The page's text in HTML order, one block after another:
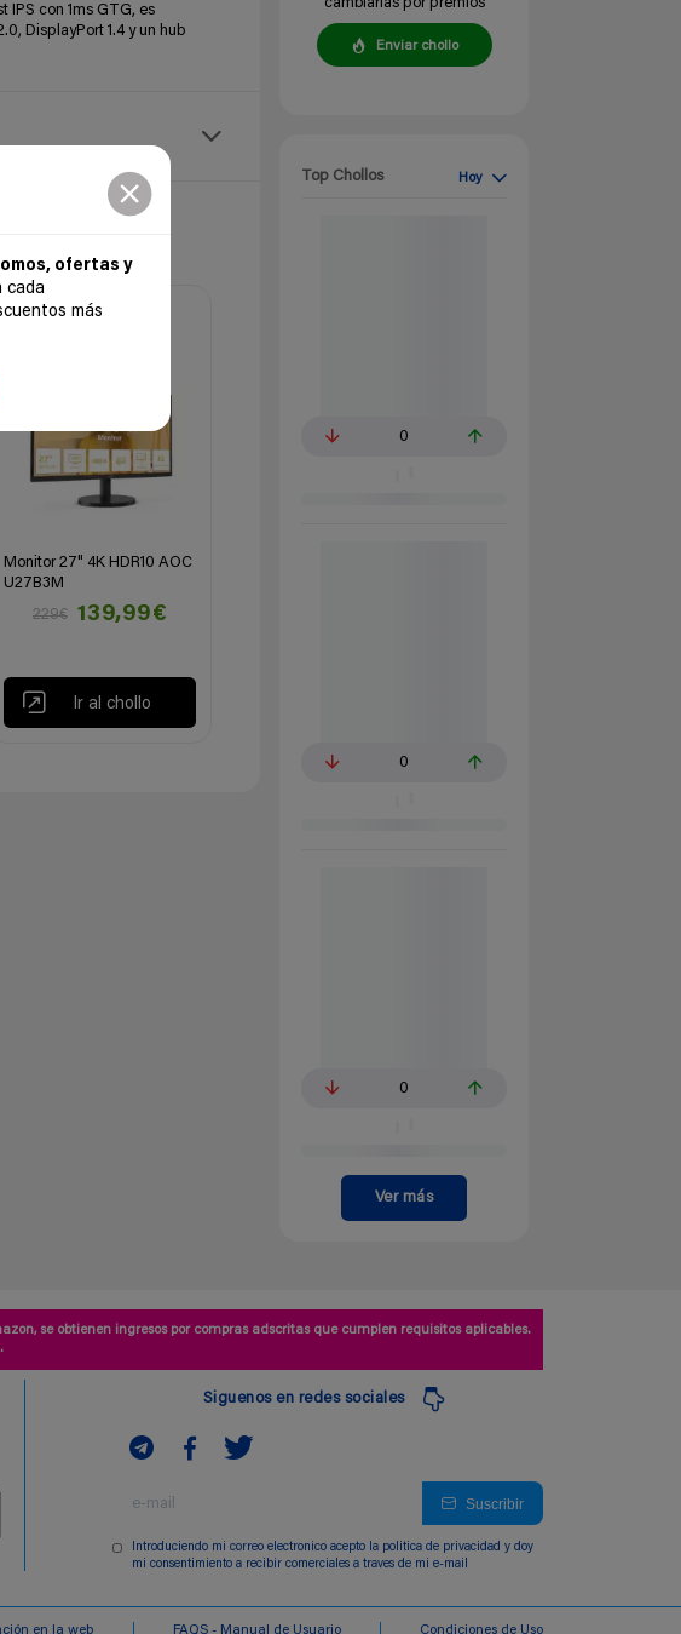
ofertas y
cada
más
IPS con 1ms GTG, es
DisplayPort 1.4 y un hub
-39%
Monitor 27" 4K HDR10 AOC
U27B3M
229€
139,99€
Ir al chollo
cambiarlas por premios
Enviar chollo
Top Chollos Hoy
0
0
0
Ver más
se obtienen ingresos por compras adscritas que cumplen requisitos aplicables.
Siguenos en redes sociales
Suscribir
Introduciendo mi correo electronico acepto la politica de privacidad y doy
mi consentimiento a recibir comerciales a traves de mi e-mail
en la web FAQS - Manual de Usuario Condiciones de Uso